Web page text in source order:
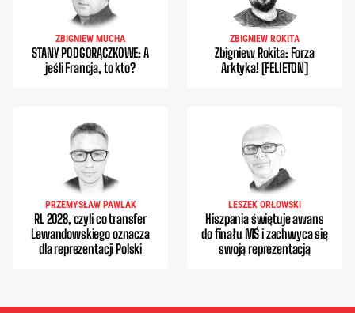
ZBIGNIEW MUCHA
STANY PODGORĄCZKOWE: A
jeśli Francja, to kto?
ZBIGNIEW ROKITA
Zbigniew Rokita: Forza
Arktyka! [FELIETON]
PRZEMYSŁAW PAWLAK
RL 2028, czyli co transfer
Lewandowskiego oznacza
dla reprezentacji Polski
LESZEK ORŁOWSKI
Hiszpania świętuje awans
do finału MŚ i zachwyca się
swoją reprezentacją